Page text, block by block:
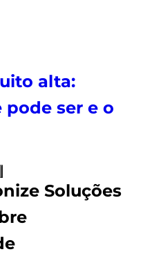
alta:
pode ser e o
Soluções